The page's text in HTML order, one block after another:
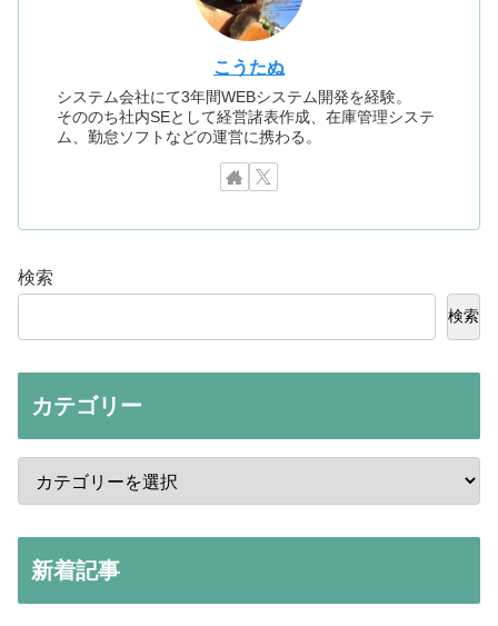
こうたぬ
システム会社にて3年間WEBシステム開発を経験。
そののち社内SEとして経営諸表作成、在庫管理システ
ム、勤怠ソフトなどの運営に携わる。
検索
検索
カテゴリー
新着記事